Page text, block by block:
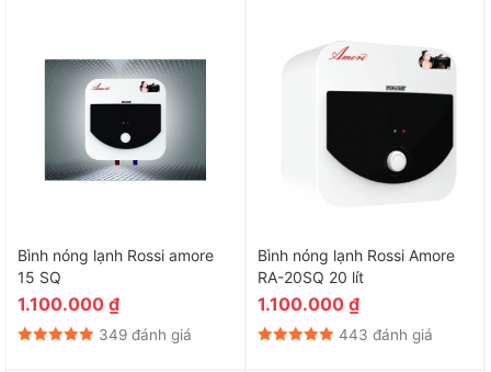
Bình nóng lạnh Rossi amore
15 SQ
1.100.000 ₫
349 đánh giá
Bình nóng lạnh Rossi Amore
RA-20SQ 20 lít
1.100.000 ₫
443 đánh giá